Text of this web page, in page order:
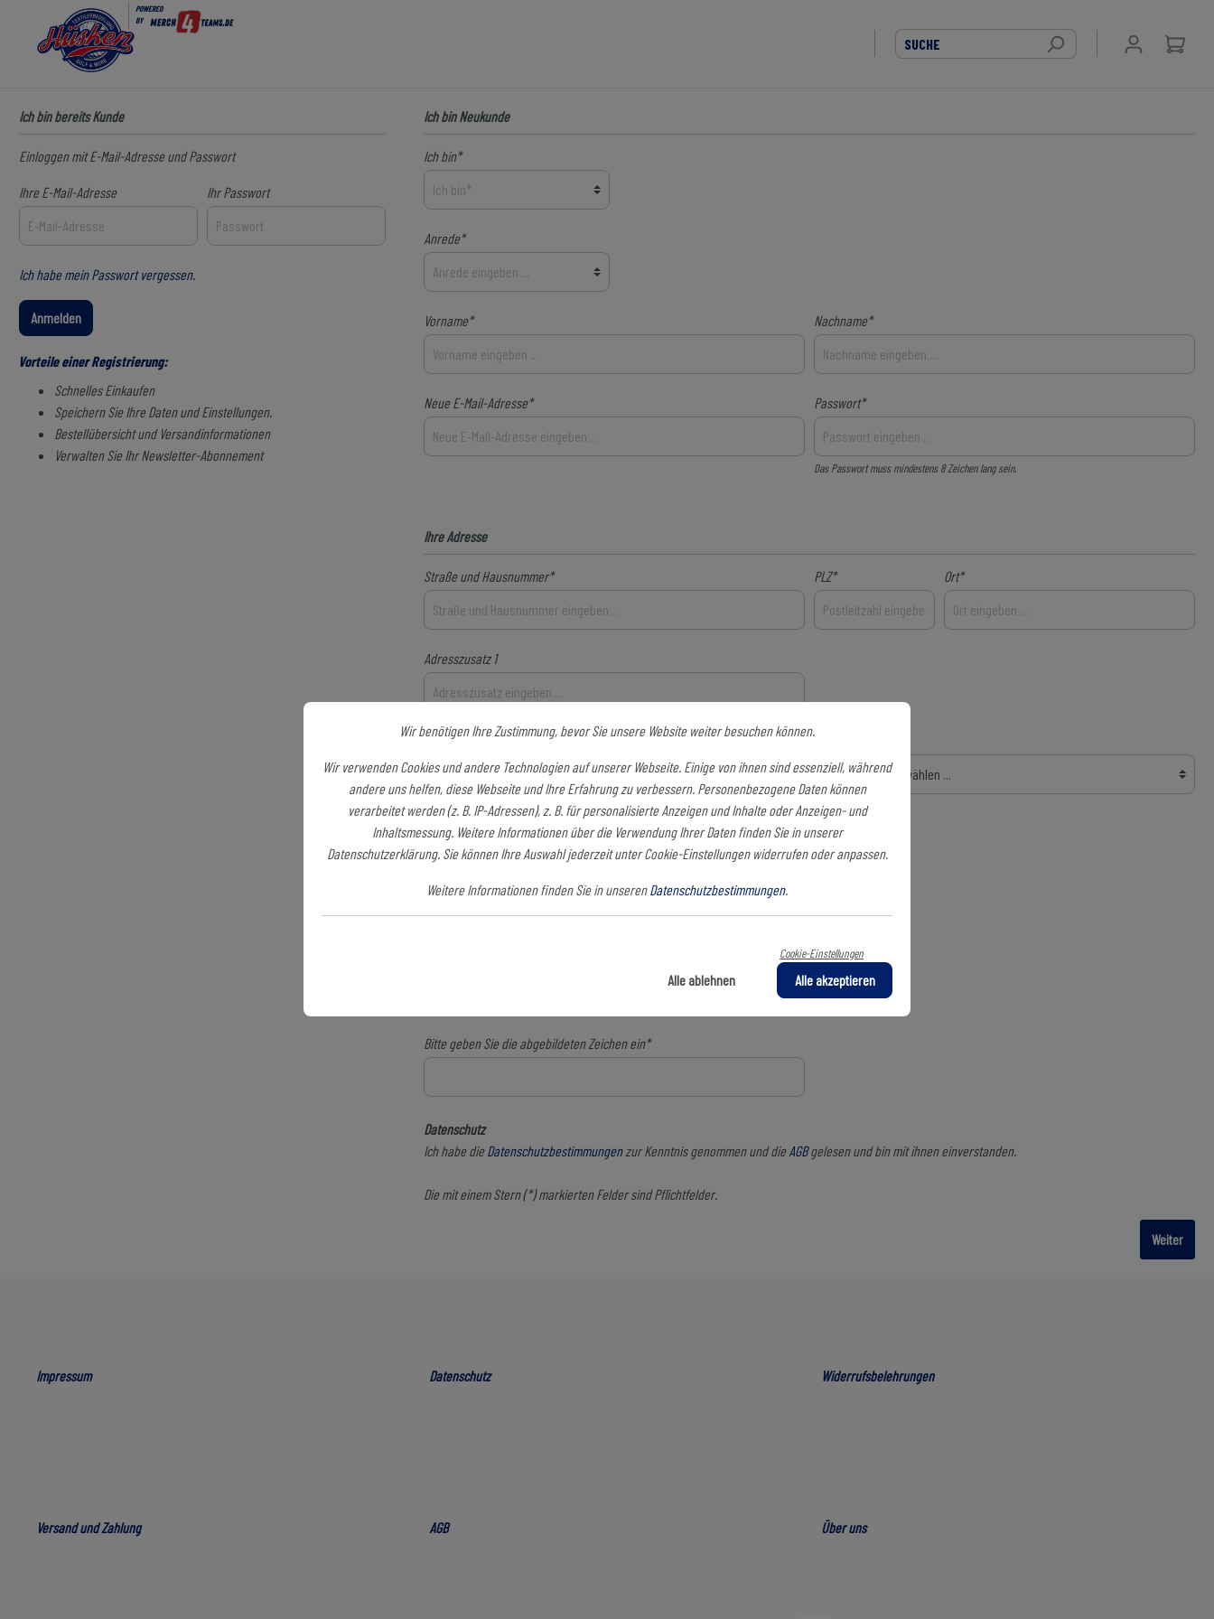
POWERED
BY
Ich bin bereits Kunde
Einloggen mit E-Mail-Adresse und Passwort
Ihre E-Mail-Adresse Ihr Passwort
Ich habe mein Passwort vergessen.
Anmelden
Vorteile einer Registrierung:
Schnelles Einkaufen
Speichern Sie Ihre Daten und Einstellungen.
Bestellübersicht und Versandinformationen
Verwalten Sie Ihr Newsletter-Abonnement
Ich bin Neukunde
Ich bin*
Anrede*
Vorname* Nachname*
Neue E-Mail-Adresse* Passwort*
Das Passwort muss mindestens 8 Zeichen lang sein.
Ihre Adresse
Straße und Hausnummer* PLZ* Ort*
Adresszusatz 1
Land* Bundesland
Telefonnummer*
Bitte geben Sie die abgebildeten Zeichen ein*
Datenschutz
Ich habe dieDatenschutzbestimmungenzur Kenntnis genommen und dieAGBgelesen und bin mit ihnen einverstanden.
Die mit einem Stern (*) markierten Felder sind Pflichtfelder.
Weiter
Impressum Datenschutz Widerrufsbelehrungen
Versand und Zahlung AGB Über uns
Wir benötigen Ihre Zustimmung, bevor Sie unsere Website weiter besuchen können.
Wir verwenden Cookies und andere Technologien auf unserer Webseite. Einige von ihnen sind essenziell, während
andere uns helfen, diese Webseite und Ihre Erfahrung zu verbessern. Personenbezogene Daten können
verarbeitet werden (z. B. IP-Adressen), z. B. für personalisierte Anzeigen und Inhalte oder Anzeigen- und
Inhaltsmessung. Weitere Informationen über die Verwendung Ihrer Daten finden Sie in unserer
Datenschutzerklärung. Sie können Ihre Auswahl jederzeit unter Cookie-Einstellungen widerrufen oder anpassen.
Weitere Informationen finden Sie in unserenDatenschutzbestimmungen.
Cookie-Einstellungen
Alle ablehnen Alle akzeptieren